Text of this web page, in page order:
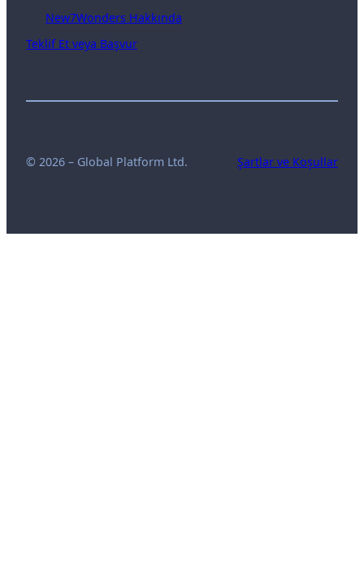
New7Wonders Hakkında
Teklif Et veya Başvur
© 2026 – Global Platform Ltd. Şartlar ve Koşullar